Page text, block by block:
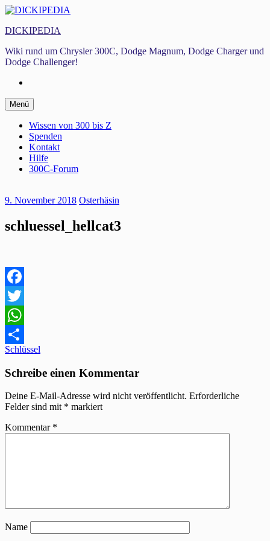
Zum
springen
DICKIPEDIA
Wiki rund um Chrysler 300C, Dodge Magnum, Dodge Charger und
Dodge Challenger!
Menü Zum
Inhalt
springen
Wissen von 300 bis Z
Spenden
Kontakt
Hilfe
300C-Forum
9. November 2018 Osterhäsin
schluessel_hellcat3
Facebook
Twitter
WhatsApp
Teilen
Beitragsnavigation
Schlüssel
Schreibe einen Kommentar
Deine E-Mail-Adresse wird nicht veröffentlicht. Erforderliche
Felder sind mit * markiert
Kommentar *
Name